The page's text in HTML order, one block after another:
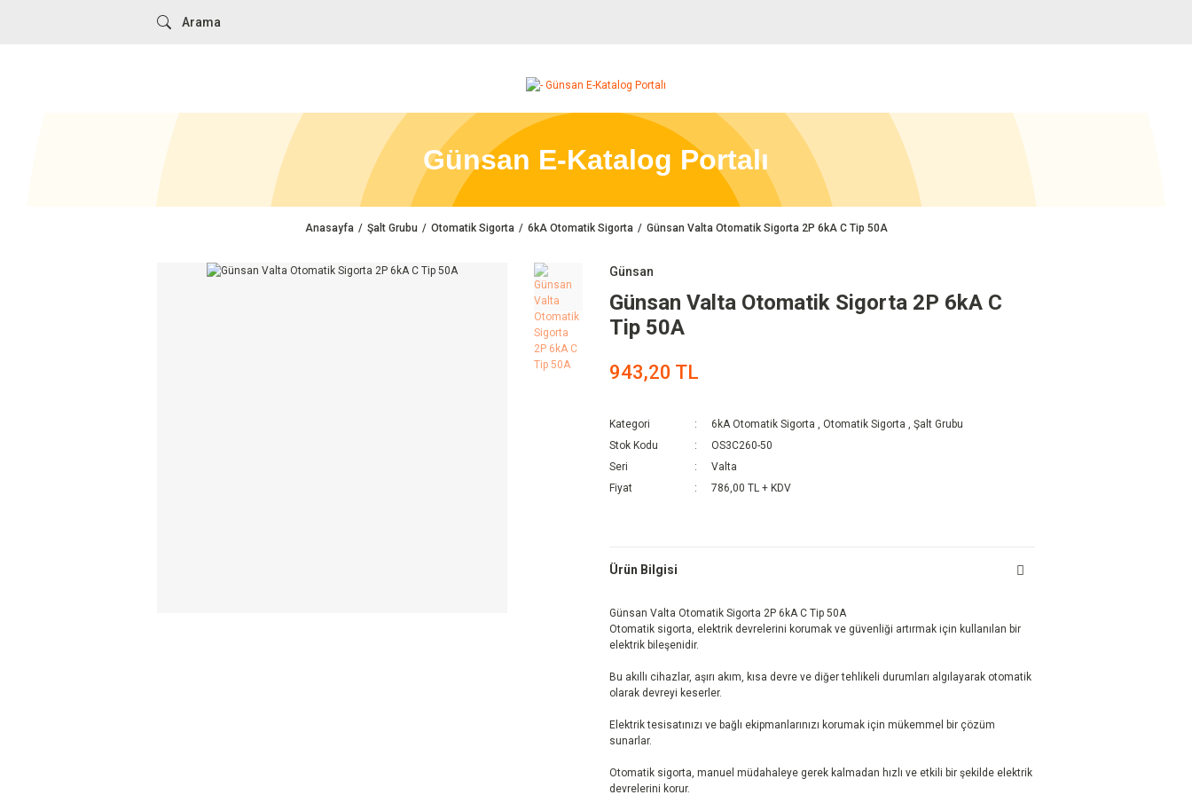
Günsan E-Katalog Portalı
Anasayfa Şalt Grubu Otomatik Sigorta 6kA Otomatik Sigorta Günsan Valta Otomatik Sigorta 2P 6kA C Tip 50A
Günsan
Günsan Valta Otomatik Sigorta 2P 6kA C
Tip 50A
943,20 TL
Kategori 6kA Otomatik Sigorta , Otomatik Sigorta , Şalt Grubu
Stok Kodu
OS3C260-50
Seri
Valta
Fiyat
786,00 TL + KDV
Ürün Bilgisi
Günsan Valta Otomatik Sigorta 2P 6kA C Tip 50A
Otomatik sigorta, elektrik devrelerini korumak ve güvenliği artırmak için kullanılan bir
elektrik bileşenidir.
Bu akıllı cihazlar, aşırı akım, kısa devre ve diğer tehlikeli durumları algılayarak otomatik
olarak devreyi keserler.
Elektrik tesisatınızı ve bağlı ekipmanlarınızı korumak için mükemmel bir çözüm
sunarlar.
Otomatik sigorta, manuel müdahaleye gerek kalmadan hızlı ve etkili bir şekilde elektrik
devrelerini korur.